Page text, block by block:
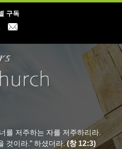
구독
를 저주하는 자를 저주하리라.
것이라." 하셨더라.(창 12:3)